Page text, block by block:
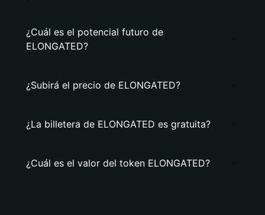
¿Cuál es el potencial futuro de
ELONGATED?
¿Subirá el precio de ELONGATED?
¿La billetera de ELONGATED es gratuita?
¿Cuál es el valor del token ELONGATED?